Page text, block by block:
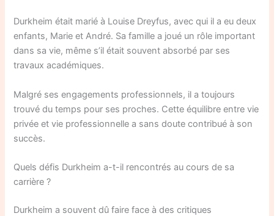
Durkheim était marié à Louise Dreyfus, avec qui il a eu deux
enfants, Marie et André. Sa famille a joué un rôle important
dans sa vie, même s’il était souvent absorbé par ses
travaux académiques.
Malgré ses engagements professionnels, il a toujours
trouvé du temps pour ses proches. Cette équilibre entre vie
privée et vie professionnelle a sans doute contribué à son
succès.
Quels défis Durkheim a-t-il rencontrés au cours de sa
carrière ?
Durkheim a souvent dû faire face à des critiques